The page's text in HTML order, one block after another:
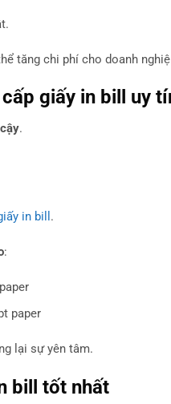
tăng chi phí cho doanh
giấy in bill uy
.
in bill .
:
paper
lại sự yên tâm.
bill tốt nhất